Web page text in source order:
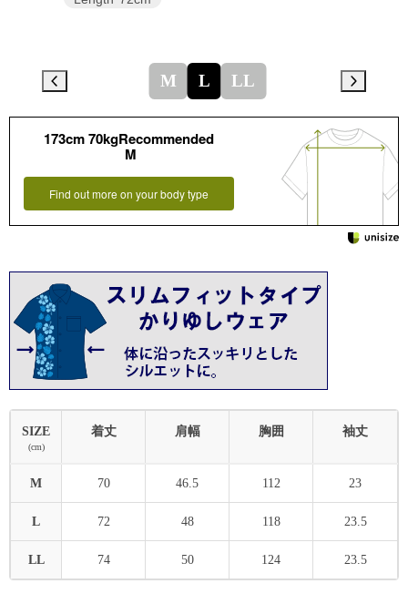
M L LL
173cm 70kgRecommended
M
Find out more on your body type
SIZE
(cm)
着丈 肩幅 胸囲 袖丈
M 70 46.5 112 23
L 72 48 118 23.5
LL 74 50 124 23.5